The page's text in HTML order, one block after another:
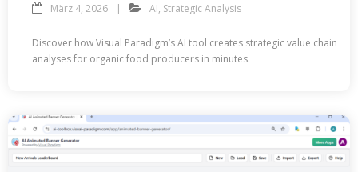
März 4, 2026 AI, Strategic Analysis
Discover how Visual Paradigm’s AI tool creates strategic value chain
analyses for organic food producers in minutes.